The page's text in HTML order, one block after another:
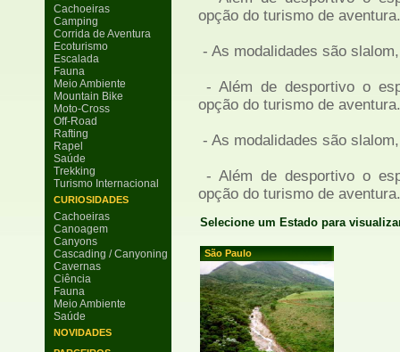
Cachoeiras
Camping
Corrida de Aventura
Ecoturismo
Escalada
Fauna
Meio Ambiente
Mountain Bike
Moto-Cross
Off-Road
Rafting
Rapel
Saúde
Trekking
Turismo Internacional
CURIOSIDADES
Cachoeiras
Canoagem
Canyons
Cascading / Canyoning
Cavernas
Ciência
Fauna
Meio Ambiente
Saúde
NOVIDADES
opção do turismo de aventura.
- As modalidades são
- Além de desportivo o
opção do turismo de aventura.
- As modalidades são
- Além de desportivo o
opção do turismo de aventura.
Selecione um Estado para
São Paulo